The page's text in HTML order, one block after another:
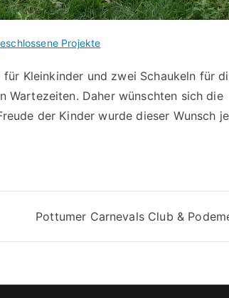
Projekte
Kleinkinder und zwei Schaukeln für
Wartezeiten. Daher wünschten sich die
der Kinder wurde dieser Wunsch
Pottumer Carnevals Club &